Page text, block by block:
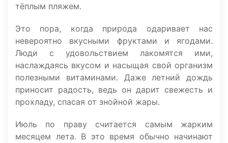
тёплым пляжем.
Это пора, когда природа одаривает нас
невероятно вкусными фруктами и ягодами.
Люди с удовольствием лакомятся ими,
наслаждаясь вкусом и насыщая свой организм
полезными витаминами. Даже летний дождь
приносит радость, ведь он дарит свежесть и
прохладу, спасая от знойной жары.
Июль по праву считается самым жарким
месяцем лета. В это время обычно начинают